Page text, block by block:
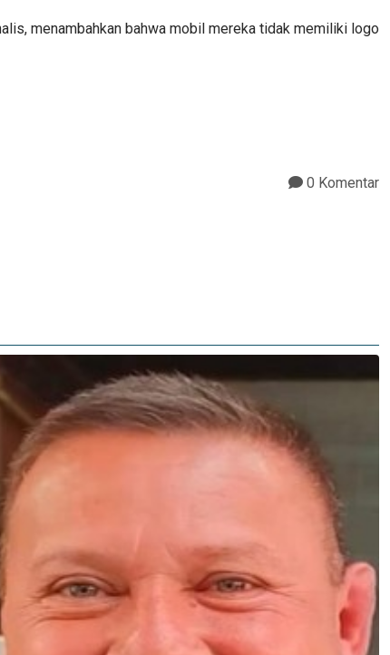
menambahkan bahwa mobil mereka tidak memiliki logo
0 Komentar